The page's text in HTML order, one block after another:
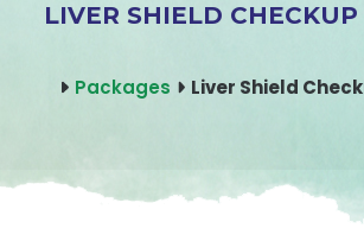
LIVER SHIELD CHECKUP
Packages Liver Shield